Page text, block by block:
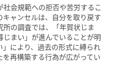
会規範への拒否や苦労するこ
ャンセルは、自分を取り戻す
の調査では、「年賀状じま
まい」が進んでいることが明
により、過去の形式に縛られ
再構築する行為が広がってい